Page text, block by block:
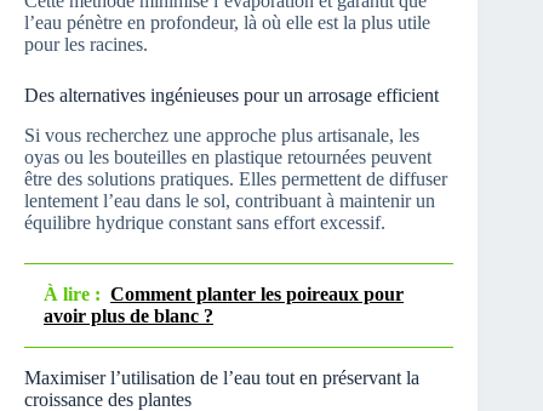
l’eau pénètre en profondeur, là où elle est la plus utile
pour les racines.
Des alternatives ingénieuses pour un arrosage efficient
Si vous recherchez une approche plus artisanale, les
oyas ou les bouteilles en plastique retournées peuvent
être des solutions pratiques. Elles permettent de diffuser
lentement l’eau dans le sol, contribuant à maintenir un
équilibre hydrique constant sans effort excessif.
À lire : Comment planter les poireaux pour
avoir plus de blanc ?
Maximiser l’utilisation de l’eau tout en préservant la
croissance des plantes